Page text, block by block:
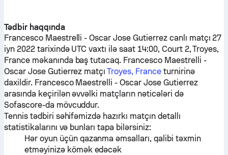
Tədbir haqqında
Francesco Maestrelli -Oscar Jose Gutierrezcanlı matçı 27
iyn 2022 tarixində UTC vaxtı ilə saat 14:00, Court 2, Troyes,
France məkanında baş tutacaq. Francesco Maestrelli -
Oscar Jose Gutierrez matçıTroyes, Franceturnirinə
daxildir. Francesco Maestrelli -Oscar Jose Gutierrez
arasında keçirilən əvvəlki matçların nəticələri də
Sofascore-da mövcuddur.
Tennis tədbiri səhifəmizdə hazırkı matçın detallı
statistikalarını və bunları tapa bilərsiniz:
Hər oyun üçün qazanma əmsalları, qalibi təxmin
etməyinizə kömək edəcək